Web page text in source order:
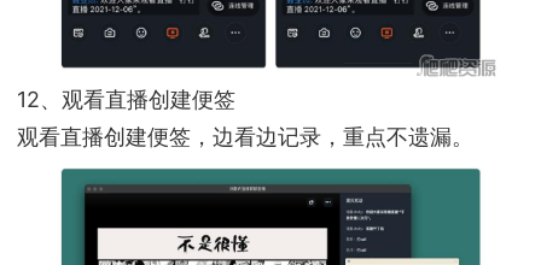
12、观看直播创建便签
观看直播创建便签，边看边记录，重点不遗漏。